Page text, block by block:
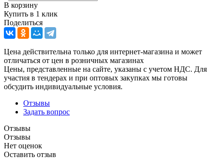
В корзину
Купить в 1 клик
Поделиться
Цена действительна только для интернет-магазина и может
отличаться от цен в розничных магазинах
Цены, представленные на сайте, указаны с учетом НДС. Для
участия в тендерах и при оптовых закупках мы готовы
обсудить индивидуальные условия.
Отзывы
Задать вопрос
Отзывы
Отзывы
Нет оценок
Оставить отзыв